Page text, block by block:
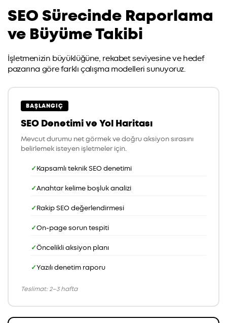
SEO Sürecinde Raporlama
ve Büyüme Takibi
İşletmenizin büyüklüğüne, rekabet seviyesine ve hedef
pazarına göre farklı çalışma modelleri sunuyoruz.
BAŞLANGIÇ
SEO Denetimi ve Yol Haritası
Mevcut durumu net görmek ve doğru aksiyon sırasını
belirlemek isteyen işletmeler için.
Kapsamlı teknik SEO denetimi
Anahtar kelime boşluk analizi
Rakip SEO değerlendirmesi
On-page sorun tespiti
Öncelikli aksiyon planı
Yazılı denetim raporu
Teslimat: 2–3 hafta